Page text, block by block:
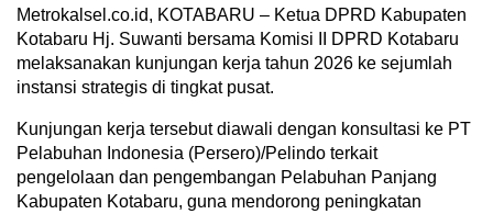
Metrokalsel.co.id, KOTABARU – Ketua DPRD Kabupaten
Kotabaru Hj. Suwanti bersama Komisi II DPRD Kotabaru
melaksanakan kunjungan kerja tahun 2026 ke sejumlah
instansi strategis di tingkat pusat.
Kunjungan kerja tersebut diawali dengan konsultasi ke PT
Pelabuhan Indonesia (Persero)/Pelindo terkait
pengelolaan dan pengembangan Pelabuhan Panjang
Kabupaten Kotabaru, guna mendorong peningkatan